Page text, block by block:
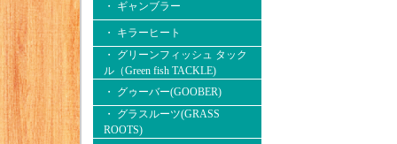
・ ギャンブラー
・ キラーヒート
・ グリーンフィッシュ タック
ル（Green fish TACKLE)
・ グゥーバー(GOOBER)
・ グラスルーツ(GRASS
ROOTS)